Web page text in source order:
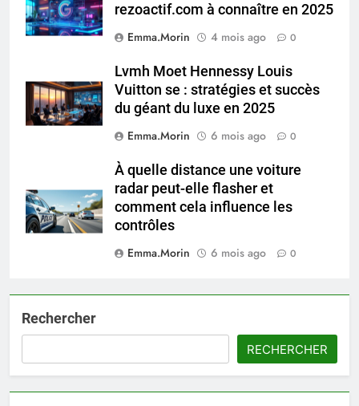
rezoactif.com à connaître en 2025
Emma.Morin
4 mois ago 0
Lvmh Moet Hennessy Louis
Vuitton se : stratégies et succès
du géant du luxe en 2025
Emma.Morin
6 mois ago 0
À quelle distance une voiture
radar peut-elle flasher et
comment cela influence les
contrôles
Emma.Morin
6 mois ago 0
Rechercher
RECHERCHER